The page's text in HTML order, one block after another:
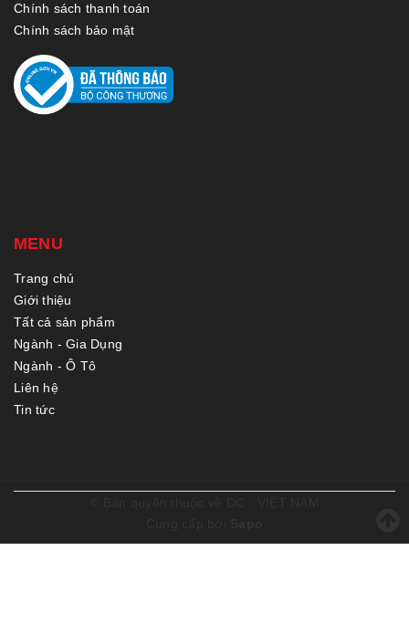
Chính sách thanh toán
Chính sách bảo mật
MENU
Trang chủ
Giới thiệu
Tất cả sản phẩm
Ngành - Gia Dụng
Ngành - Ô Tô
Liên hệ
Tin tức